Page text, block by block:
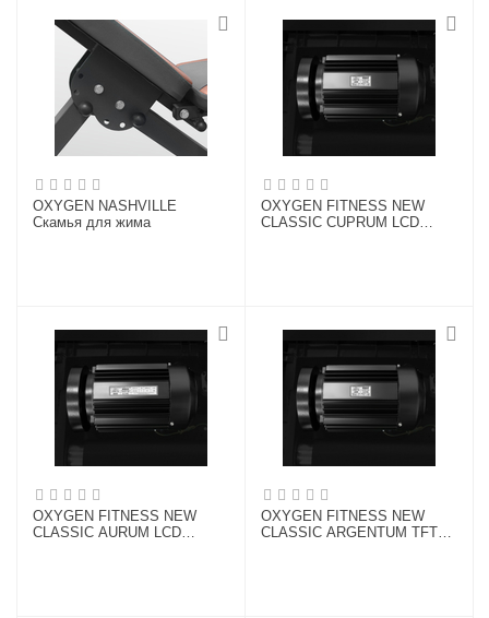
OXYGEN NASHVILLE
Скамья для жима
OXYGEN FITNESS NEW
CLASSIC CUPRUM LCD
OXYGEN FITNESS NEW
CLASSIC AURUM LCD
OXYGEN FITNESS NEW
CLASSIC ARGENTUM TFT